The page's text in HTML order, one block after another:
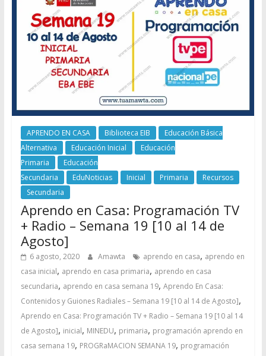
APRENDO EN CASA Biblioteca EIB
Educación Básica
Alternativa
Educación Inicial
Educación
Primaria
Educación
Secundaria
EduNoticias Inicial Primaria
Recursos
Secundaria
Aprendo en Casa: Programación TV
+ Radio – Semana 19 [10 al 14 de
Agosto]
6 agosto, 2020 Amawta aprendo en casa, aprendo en
casa inicial, aprendo en casa primaria, aprendo en casa
secundaria, aprendo en casa semana 19, Aprendo En Casa:
Contenidos y Guiones Radiales – Semana 19 [10 al 14 de Agosto],
Aprendo en Casa: Programación TV + Radio – Semana 19 [10 al 14
de Agosto], inicial, MINEDU, primaria, programación aprendo en
casa semana 19, PROGRaMACION SEMANA 19, programación